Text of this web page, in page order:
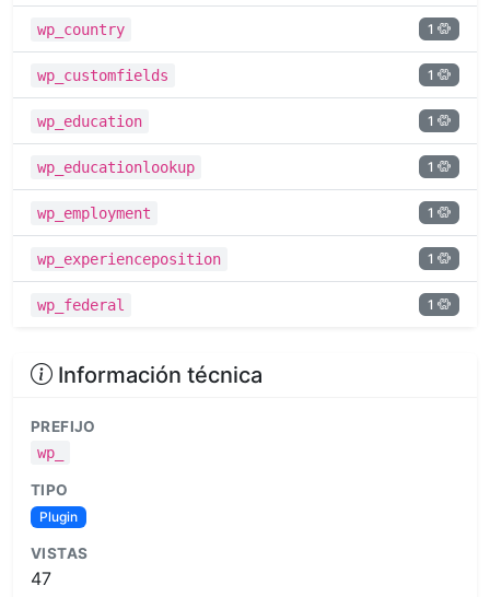
wp_country 1
wp_customfields 1
wp_education 1
wp_educationlookup 1
wp_employment 1
wp_experienceposition 1
wp_federal 1
Información técnica
PREFIJO
wp_
TIPO
Plugin
VISTAS
47